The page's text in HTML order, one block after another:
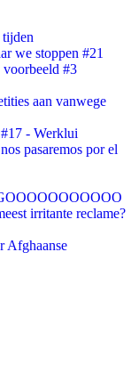
we stoppen #21
#3
aan vanwege
- Werklui
pasaremos por el
irritante reclame?
Afghaanse